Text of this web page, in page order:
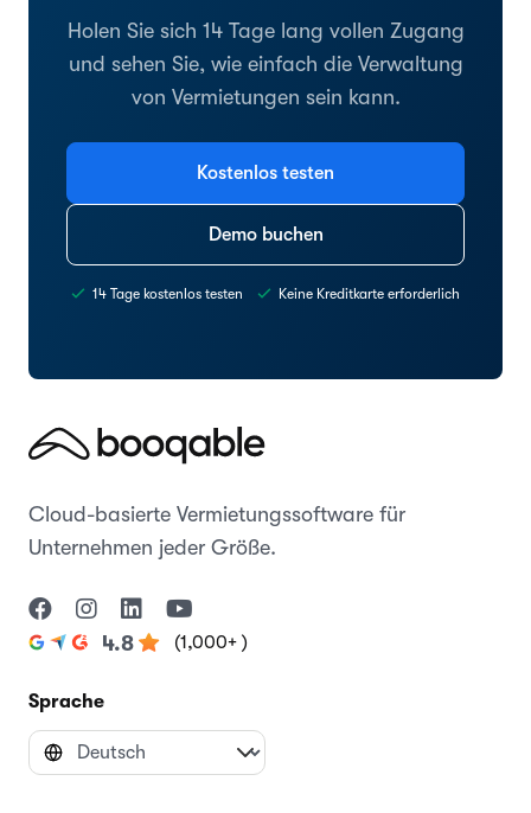
Holen Sie sich 14 Tage lang vollen Zugang
und sehen Sie, wie einfach die Verwaltung
von Vermietungen sein kann.
Kostenlos testen
Demo buchen
14 Tage kostenlos testen Keine Kreditkarte erforderlich
Cloud-basierte Vermietungssoftware für
Unternehmen jeder Größe.
4.8 (1,000+ )
Sprache